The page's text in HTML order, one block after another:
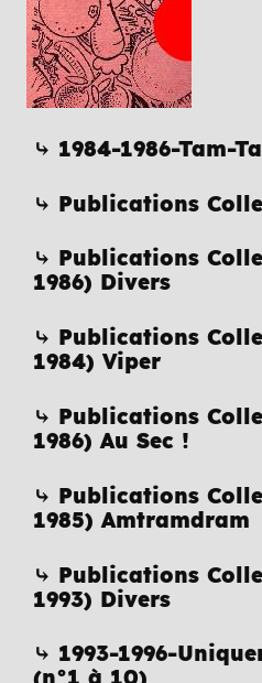
⤷ 1984-1986-Tam-
⤷ Publications
⤷ Publications
1986) Divers
⤷ Publications
1984) Viper
⤷ Publications
1986) Au Sec !
⤷ Publications
1985) Amtramdram
⤷ Publications
1993) Divers
⤷ 1993-1996-